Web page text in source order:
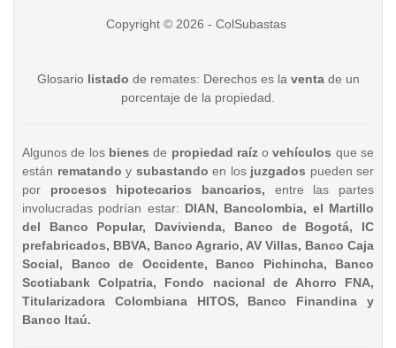
Copyright © 2026 - ColSubastas
Glosario listado de remates: Derechos es la ventade un
porcentaje de la propiedad.
Algunos de los bienesde propiedad raízo vehículos que se
están rematando y subastando en los juzgados pueden ser
por procesos hipotecarios bancarios, entre las partes
involucradas podrían estar: DIAN, Bancolombia, el Martillo
del Banco Popular, Davivienda, Banco de Bogotá, IC
prefabricados, BBVA, Banco Agrario, AV Villas, Banco Caja
Social, Banco de Occidente, Banco Pichincha, Banco
Scotiabank Colpatria, Fondo nacional de Ahorro FNA,
Titularizadora Colombiana HITOS, Banco Finandina y
Banco Itaú.